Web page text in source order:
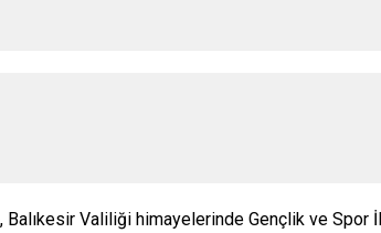
Balıkesir Valiliği himayelerinde Gençlik ve Spor